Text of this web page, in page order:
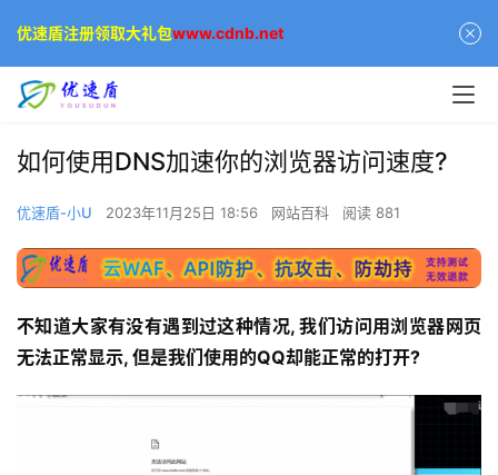
如何使用DNS加速你的浏览器访问速度?
优速盾-小U 2023年11月25日 18:56 网站百科 阅读 881
不知道大家有没有遇到过这种情况, 我们访问用浏览器网页
无法正常显示, 但是我们使用的QQ却能正常的打开?
优速盾注册领取大礼包www.cdnb.net